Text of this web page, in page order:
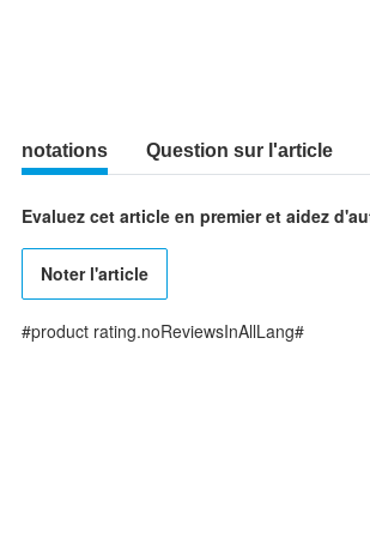
notations Question sur l'article
Evaluez cet article en premier et aidez
Noter l'article
#product rating.noReviewsInAllLang#